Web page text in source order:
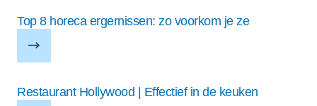
Top 8 horeca ergernissen: zo voorkom je ze
Restaurant Hollywood | Effectief in de keuken